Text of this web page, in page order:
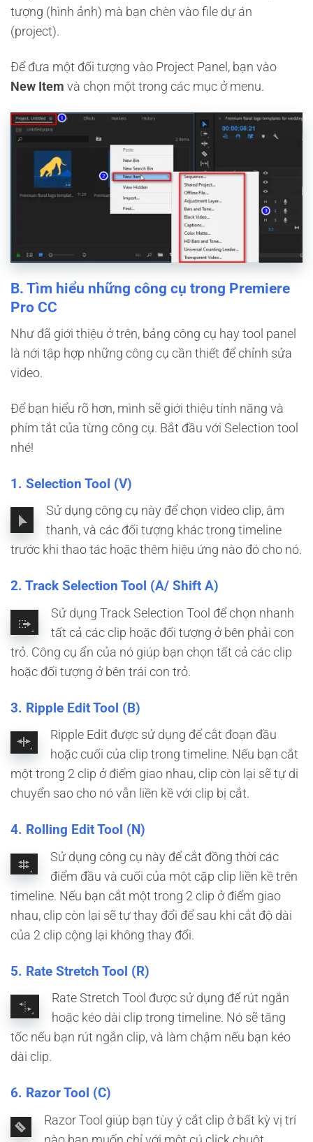
tượng (hình ảnh) mà bạn chèn vào file dự án
(project).
Để đưa một đối tượng vào Project Panel, bạn vào
New Item và chọn một trong các mục ở menu.
B. Tìm hiểu những công cụ trong Premiere
Pro CC
Như đã giới thiệu ở trên, bảng công cụ hay tool panel
là nới tập hợp những công cụ cần thiết để chỉnh sửa
video.
Để bạn hiểu rõ hơn, mình sẽ giới thiệu tính năng và
phím tắt của từng công cụ. Bắt đầu với Selection tool
nhé!
1. Selection Tool (V)
Sử dụng công cụ này để chọn video clip, âm
thanh, và các đối tượng khác trong timeline
trước khi thao tác hoặc thêm hiệu ứng nào đó cho nó.
2. Track Selection Tool (A/ Shift A)
Sử dụng Track Selection Tool để chọn nhanh
tất cả các clip hoặc đối tượng ở bên phải con
trỏ. Công cụ ẩn của nó giúp bạn chọn tất cả các clip
hoặc đối tượng ở bên trái con trỏ.
3. Ripple Edit Tool (B)
Ripple Edit được sử dụng để cắt đoạn đầu
hoặc cuối của clip trong timeline. Nếu bạn cắt
một trong 2 clip ở điểm giao nhau, clip còn lại sẽ tự di
chuyển sao cho nó vẫn liền kề với clip bị cắt.
4. Rolling Edit Tool (N)
Sử dụng công cụ này để cắt đồng thời các
điểm đầu và cuối của một cặp clip liền kề trên
timeline. Nếu bạn cắt một trong 2 clip ở điểm giao
nhau, clip còn lại sẽ tự thay đổi để sau khi cắt độ dài
của 2 clip cộng lại không thay đổi.
5. Rate Stretch Tool (R)
Rate Stretch Tool được sử dụng để rút ngắn
hoặc kéo dài clip trong timeline. Nó sẽ tăng
tốc nếu bạn rút ngắn clip, và làm chậm nếu bạn kéo
dài clip.
6. Razor Tool (C)
Razor Tool giúp bạn tùy ý cắt clip ở bất kỳ vị trí